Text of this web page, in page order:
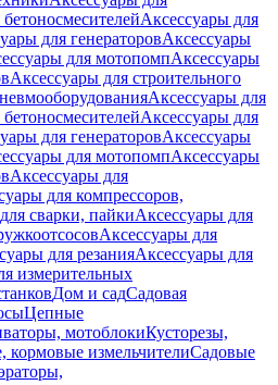
Аксессуары для
для генераторовАксессуары
для мотопомпАксессуары
Аксессуары для строительного
Аксессуары для
Аксессуары для
для генераторовАксессуары
для мотопомпАксессуары
Аксессуары для
для компрессоров,
сварки, пайкиАксессуары для
Аксессуары для
для резанияАксессуары для
измерительных
Дом и садСадовая
Цепные
мотоблокиКусторезы,
кормовые измельчителиСадовые